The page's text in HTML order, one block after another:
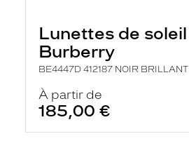
Lunettes de soleil
Burberry
BE4447D 412187 NOIR BRILLANT
À partir de
185,00 €